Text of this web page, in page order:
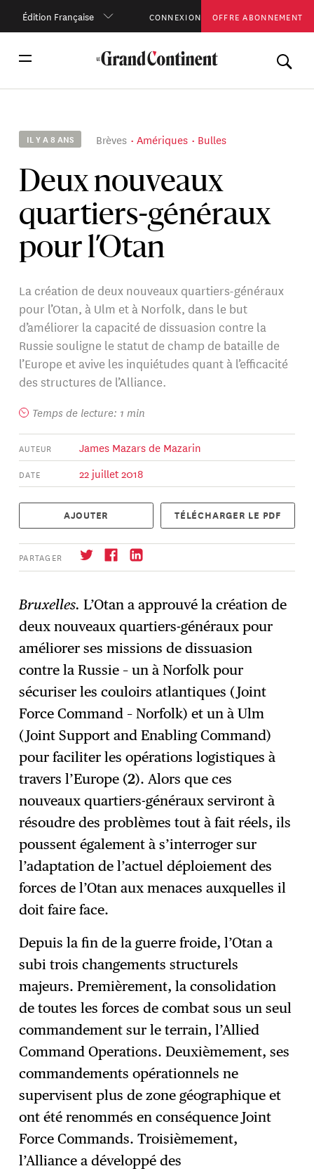
Édition Française CONNEXION OFFRE ABONNEMENT
IL Y A 8 ANS Brèves Amériques Bulles
Deux nouveaux
quartiers-généraux
pour l’Otan
La création de deux nouveaux quartiers-généraux
pour l’Otan, à Ulm et à Norfolk, dans le but
d’améliorer la capacité de dissuasion contre la
Russie souligne le statut de champ de bataille de
l’Europe et avive les inquiétudes quant à l’efficacité
des structures de l’Alliance.
Temps de lecture: 1 min
AUTEUR James Mazars de Mazarin
DATE 22 juillet 2018
AJOUTER TÉLÉCHARGER LE PDF
PARTAGER
→
Bruxelles. L’Otan a approuvé la création de
deux nouveaux quartiers-généraux pour
améliorer ses missions de dissuasion
contre la Russie – un à Norfolk pour
sécuriser les couloirs atlantiques (Joint
Force Command – Norfolk) et un à Ulm
(Joint Support and Enabling Command)
pour faciliter les opérations logistiques à
travers l’Europe (2). Alors que ces
nouveaux quartiers-généraux serviront à
résoudre des problèmes tout à fait réels, ils
poussent également à s’interroger sur
l’adaptation de l’actuel déploiement des
forces de l’Otan aux menaces auxquelles il
doit faire face.
Depuis la fin de la guerre froide, l’Otan a
subi trois changements structurels
majeurs. Premièrement, la consolidation
de toutes les forces de combat sous un seul
commandement sur le terrain, l’Allied
Command Operations. Deuxièmement, ses
commandements opérationnels ne
supervisent plus de zone géographique et
ont été renommés en conséquence Joint
Force Commands. Troisièmement,
l’Alliance a développé des